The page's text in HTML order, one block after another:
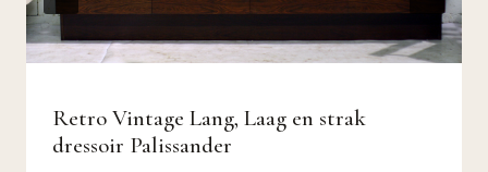
Retro Vintage Lang, Laag en strak
dressoir Palissander